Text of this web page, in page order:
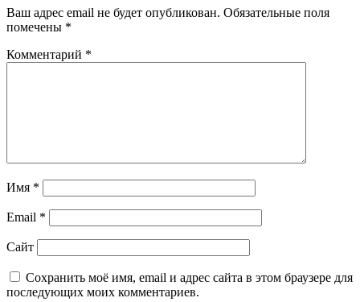
Ваш адрес email не будет опубликован. Обязательные поля
помечены *
Комментарий *
Имя *
Email *
Сайт
Сохранить моё имя, email и адрес сайта в этом браузере для
последующих моих комментариев.